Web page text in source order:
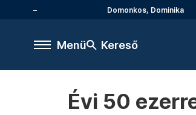
Domonkos, Dominika
Menü Kereső
Évi 50